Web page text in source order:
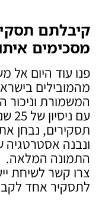
קיבלתם
מסכימים
פנו עוד היום אל
מהמובילים
המשמורת וניכור
עם
תסקירים, נבחן
ונבנה
התמונה המלאה.
צרו קשר לשיחת
לתסקיר אחד